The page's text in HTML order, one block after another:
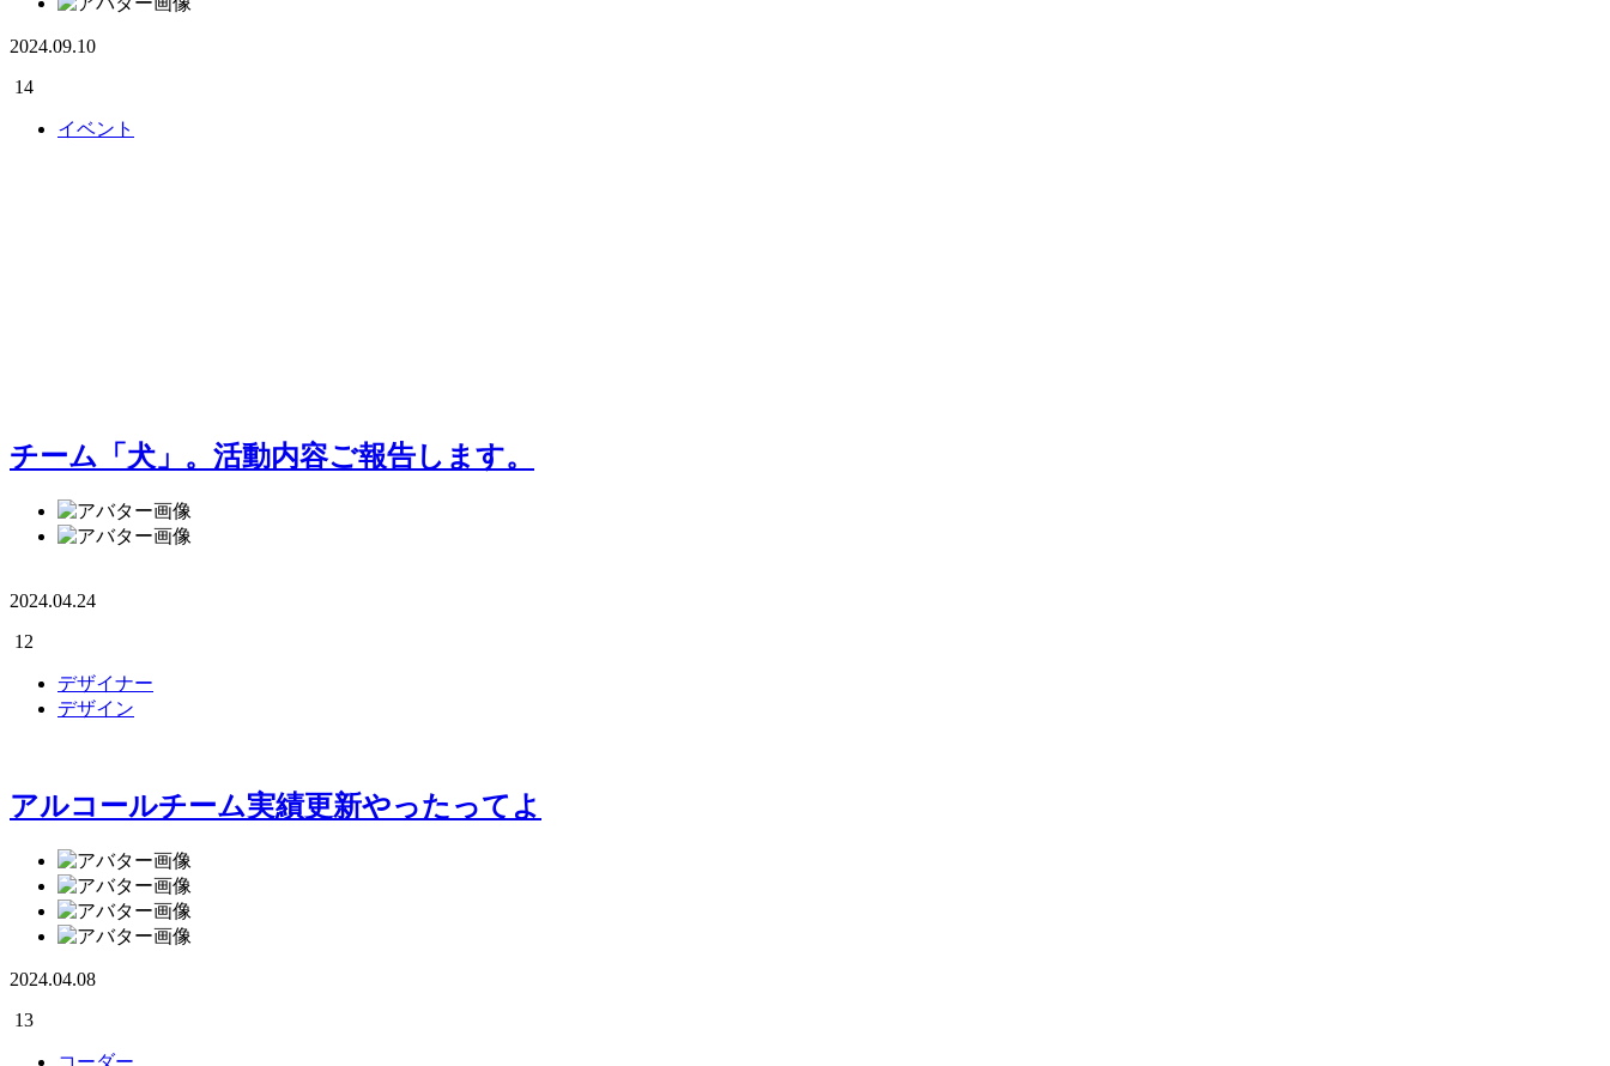
2024.09.10
14
イベント
チーム「犬」。活動内容ご報告します。
2024.04.24
12
デザイナー
デザイン
アルコールチーム実績更新やったってよ
2024.04.08
13
コーダー